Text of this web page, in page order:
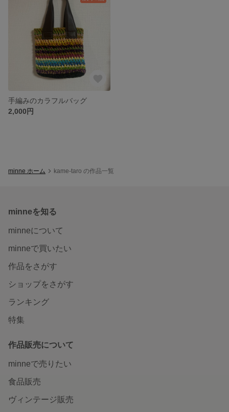
手編みのカラフルバッグ
2,000円
minne ホーム kame-taro の作品一覧
minneを知る
minneについて
minneで買いたい
作品をさがす
ショップをさがす
ランキング
特集
作品販売について
minneで売りたい
食品販売
ヴィンテージ販売